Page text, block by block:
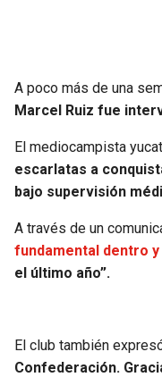
A poco más de una
Marcel Ruiz fue
El mediocampista
escarlatas a
bajo supervisión
A través de un
fundamental dentro
el último año”.
El club también
Confederación.